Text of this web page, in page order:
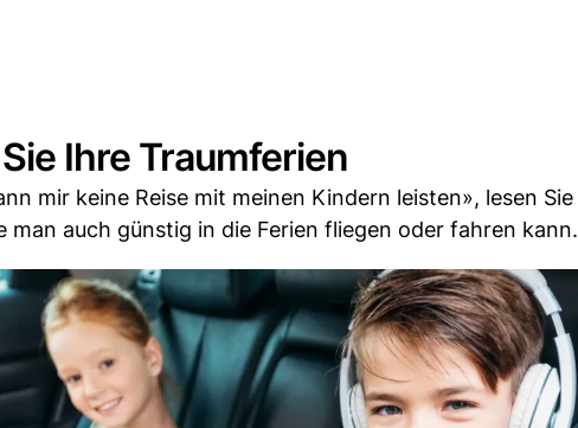
Ihre Traumferien
mir keine Reise mit meinen Kindern leisten», lesen
man auch günstig in die Ferien fliegen oder fahren kann.